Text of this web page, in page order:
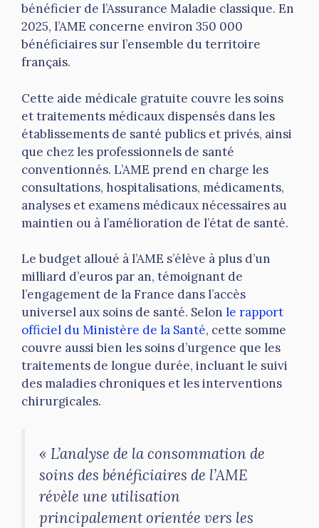
bénéficier de l’Assurance Maladie classique. En
2025, l’AME concerne environ 350 000
bénéficiaires sur l’ensemble du territoire
français.
Cette aide médicale gratuite couvre les soins
et traitements médicaux dispensés dans les
établissements de santé publics et privés, ainsi
que chez les professionnels de santé
conventionnés. L’AME prend en charge les
consultations, hospitalisations, médicaments,
analyses et examens médicaux nécessaires au
maintien ou à l’amélioration de l’état de santé.
Le budget alloué à l’AME s’élève à plus d’un
milliard d’euros par an, témoignant de
l’engagement de la France dans l’accès
universel aux soins de santé. Selon le rapport
officiel du Ministère de la Santé, cette somme
couvre aussi bien les soins d’urgence que les
traitements de longue durée, incluant le suivi
des maladies chroniques et les interventions
chirurgicales.
« L’analyse de la consommation de
soins des bénéficiaires de l’AME
révèle une utilisation
principalement orientée vers les